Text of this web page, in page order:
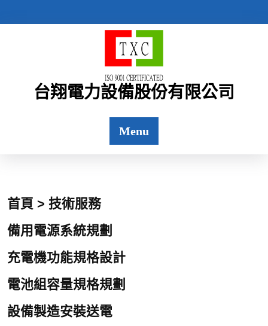
台翔電力設備股份有限公司
Menu
首頁 > 技術服務
備用電源系統規劃
充電機功能規格設計
電池組容量規格規劃
設備製造安裝送電